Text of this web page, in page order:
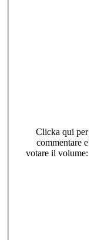
Clicka qui per
commentare e
votare il volume: